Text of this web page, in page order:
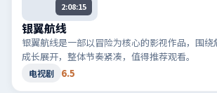
2:08:15
银翼航线
银翼航线是一部以冒险为核心的影视作品，围
成长展开，整体节奏紧凑，值得推荐观看。
电视剧 6.5